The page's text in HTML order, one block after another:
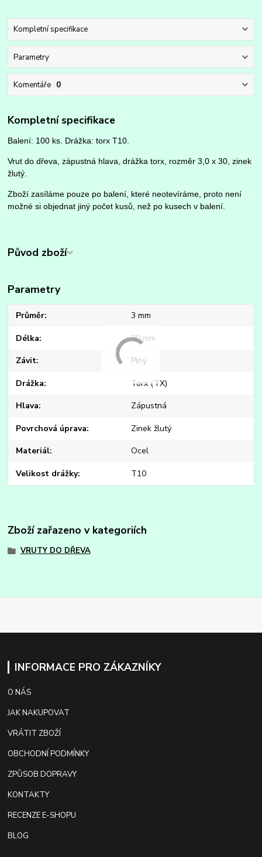
Kompletní specifikace
Parametry
Komentáře 0
Kompletní specifikace
Balení: 100 ks. Drážka: torx T10.
Vrut do dřeva, zápustná hlava, drážka torx, rozměr 3,0 x 30, zinek
žlutý.
Zboží zasíláme pouze po balení, které neotevíráme, proto není
možné si objednat jiný počet kusů, než po kusech v balení.
Původ zboží
Parametry
Průměr 3 mm
Délka 30 mm
Závit Plný
Drážka Torx (TX)
Hlava Zápustná
Povrchová úprava Zinek žlutý
Materiál Ocel
Velikost drážky T10
Zboží zařazeno v kategoriích
VRUTY DO DŘEVA
INFORMACE PRO ZÁKAZNÍKY
O NÁS
JAK NAKUPOVAT
VRÁTIT ZBOŽÍ
OBCHODNÍ PODMÍNKY
ZPŮSOB DOPRAVY
KONTAKTY
RECENZE E-SHOPU
BLOG